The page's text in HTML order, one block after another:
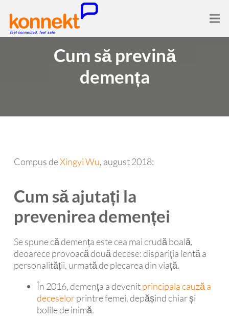
Cum să prevină
demența
Compus deXingyi Wu, august 2018:
Cum să ajutați la
prevenirea demenței
Se spune că demența este cea mai crudă boală,
deoarece provoacă două decese: dispariția lentă a
personalității, urmată de plecarea din viață.
În 2016, demența a devenitprincipala cauză a
deceselorprintre femei, depășind chiar și
bolile de inimă.